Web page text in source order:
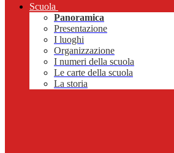
Scuola
Panoramica
Presentazione
I luoghi
Organizzazione
I numeri della scuola
Le carte della scuola
La storia